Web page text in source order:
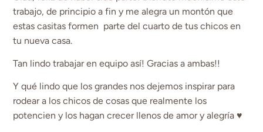
trabajo, de principio a fin y me alegra un montón que
estas casitas formen parte del cuarto de tus chicos en
tu nueva casa.
Tan lindo trabajar en equipo así! Gracias a ambas!!
Y qué lindo que los grandes nos dejemos inspirar para
rodear a los chicos de cosas que realmente los
potencien y los hagan crecer llenos de amor y alegría ♥